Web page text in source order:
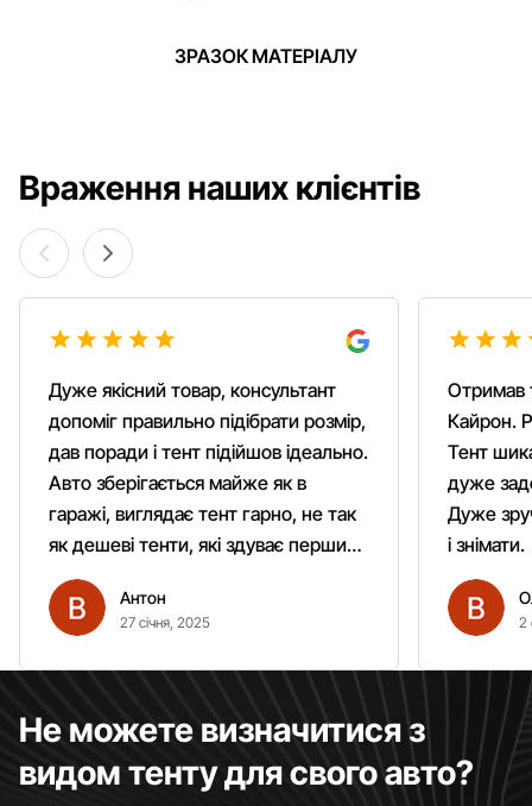
ЗРАЗОК МАТЕРІАЛУ
Враження наших клієнтів
Дуже якісний товар, консультант
допоміг правильно підібрати розмір,
дав поради і тент підійшов ідеально.
Авто зберігається майже як в
гаражі, виглядає тент гарно, не так
як дешеві тенти, які здуває першим
вітром. Гарно кріпиться.
Рекомендую однозначно!
Антон
27 січня, 2025
Отримав
Кайрон.
Тент
дуже
Дуже
і знімати.
2
Не можете визначитися з
видом тенту для свого авто?